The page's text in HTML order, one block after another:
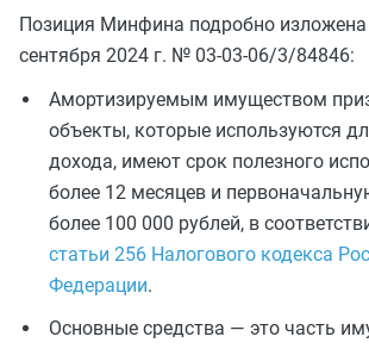
Позиция Минфина подробно
сентября 2024 г. № 03-03-06/3/84846:
Амортизируемым имуществом
объекты, которые используются
дохода, имеют срок полезного
более 12 месяцев и
более 100 000 рублей, в
статьи 256 Налогового кодекса
Федерации.
Основные средства — это часть